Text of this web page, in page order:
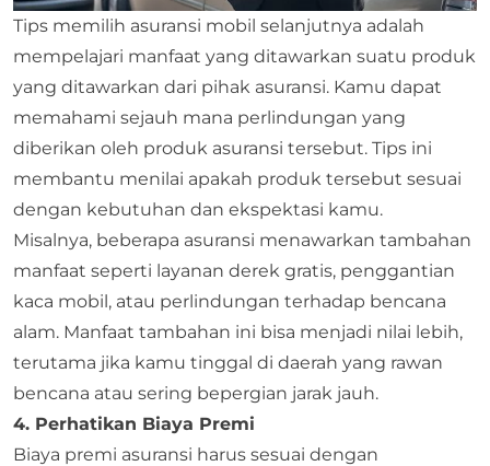
Tips memilih asuransi mobil selanjutnya adalah
mempelajari manfaat yang ditawarkan suatu produk
yang ditawarkan dari pihak asuransi. Kamu dapat
memahami sejauh mana perlindungan yang
diberikan oleh produk asuransi tersebut. Tips ini
membantu menilai apakah produk tersebut sesuai
dengan kebutuhan dan ekspektasi kamu.
Misalnya, beberapa asuransi menawarkan tambahan
manfaat seperti layanan derek gratis, penggantian
kaca mobil, atau perlindungan terhadap bencana
alam. Manfaat tambahan ini bisa menjadi nilai lebih,
terutama jika kamu tinggal di daerah yang rawan
bencana atau sering bepergian jarak jauh.
4. Perhatikan Biaya Premi
Biaya premi asuransi harus sesuai dengan